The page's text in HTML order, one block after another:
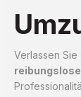
Verlassen